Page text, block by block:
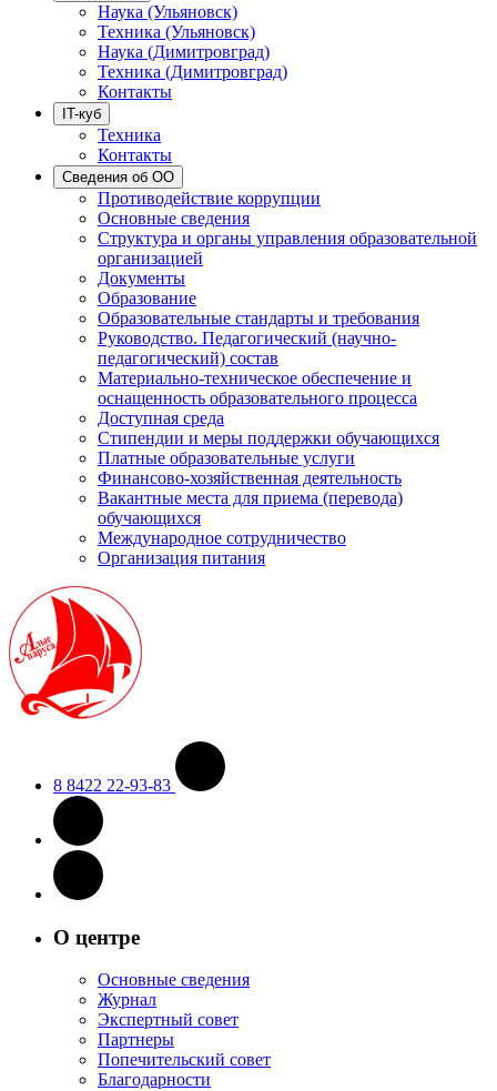
Наука (Ульяновск)
Техника (Ульяновск)
Наука (Димитровград)
Техника (Димитровград)
Контакты
IT-куб
Техника
Контакты
Сведения об ОО
Противодействие коррупции
Основные сведения
Структура и органы управления образовательной
организацией
Документы
Образование
Образовательные стандарты и требования
Руководство. Педагогический (научно-
педагогический) состав
Материально-техническое обеспечение и
оснащенность образовательного процесса
Доступная среда
Стипендии и меры поддержки обучающихся
Платные образовательные услуги
Финансово-хозяйственная деятельность
Вакантные места для приема (перевода)
обучающихся
Международное сотрудничество
Организация питания
8 8422 22-93-83
О центре
Основные сведения
Журнал
Экспертный совет
Партнеры
Попечительский совет
Благодарности